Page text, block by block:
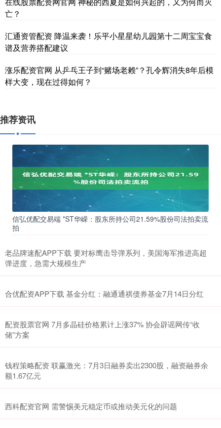
亡？
汇通资管配资 降温来袭！乐平小星星幼儿园第十二周宝宝食
谱及营养搭配建议
涨乐配资官网 从乒乓王子到“赌场老赖”？孔令辉消失8年后模
样大变，现在过得如何？
推荐资讯
信弘优配交易端 *ST华嵘：股东所持公司21.59%股份司法拍卖流
拍
老品牌速配APP下载 要对标鹰击导弹系列，美国海军推进高超
弹进度，急需大规模生产
合优配资APP下载 基金分红：融通通祺债券基金7月14日分红
配资股票官网 7月多晶硅价格累计上涨37% 协会辟谣网传“收
储”方案
钱程策略配资 联赢激光：7月3日融券卖出2300股，融资融券余
额1.67亿元
西科配资官网 需警惕美元稳定币或推动美元化的问题